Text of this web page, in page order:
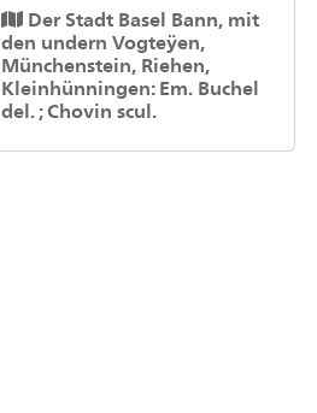
Der Stadt Basel Bann, mit
den undern Vogteÿen,
Münchenstein, Riehen,
Kleinhünningen: Em. Buchel
del. ; Chovin scul.